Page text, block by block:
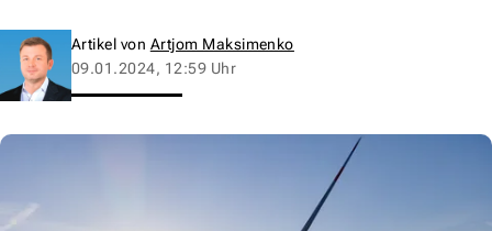
Artikel von Artjom Maksimenko
09.01.2024, 12:59 Uhr